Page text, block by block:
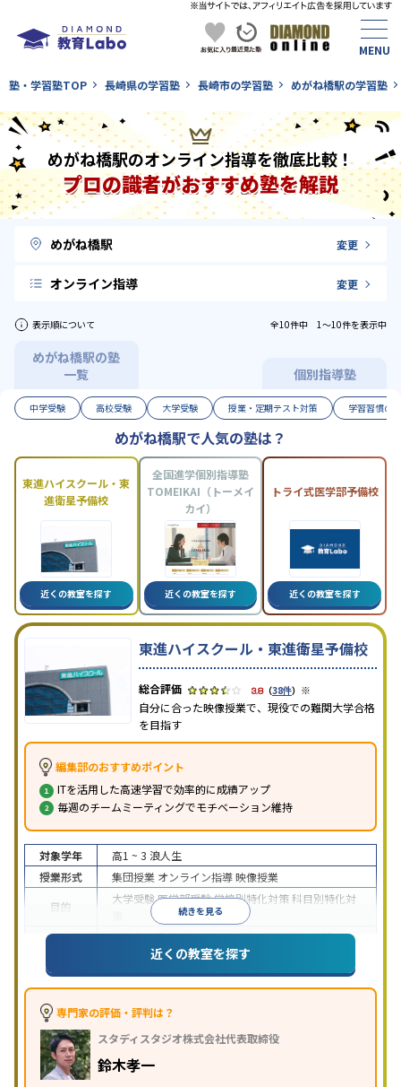
塾・学習塾TOP 長崎県の学習塾 長崎市の学習塾 めがね橋駅の学習塾
めがね橋駅のオンライン指導を徹底比較！
プロの識者がおすすめ塾を解説
めがね橋駅 変更
オンライン指導 変更
表示順について 全10件中 1〜10件を表示中
めがね橋駅の塾
一覧
個別指導塾
中学受験 高校受験 大学受験 授業・定期テスト対策 学習習慣の
めがね橋駅で人気の塾は？
東進ハイスクール・東
進衛星予備校
近くの教室を探す
全国進学個別指導塾
TOMEIKAI（トーメイ
カイ）
近くの教室を探す
トライ式医学部予備校
近くの教室を探す
東進ハイスクール・東進衛星予備校
3.8（38件） ※
自分に合った映像授業で、現役での難関大学合格
を目指す
編集部のおすすめポイント
ITを活用した高速学習で効率的に成績アップ
毎週のチームミーティングでモチベーション維持
続きを見る
対象学年 高1 ~ 3 浪人生
授業形式
集団授業 オンライン指導映像授業
目的
大学受験医学部受験学校別特化対策科目別特化対
特待生・奨学金制度あり授業の振替可能学習に
PC・タブレットを利用1科目から受講可能
習のみの受講可
※2024年6月調査。大学受験塾・予備校のアンケート調査方法を参照
近くの教室を探す
専門家の評価・評判は？
スタディスタジオ株式会社代表取締役
鈴木孝一